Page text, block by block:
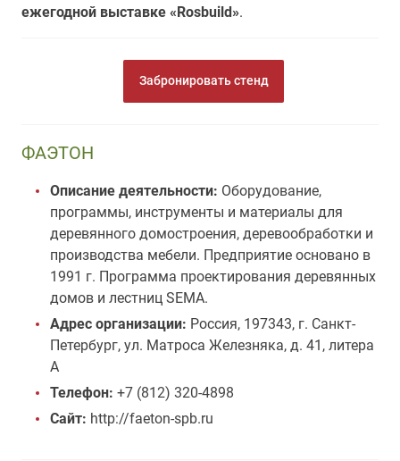
ежегодной выставке «Rosbuild».
Забронировать стенд
ФАЭТОН
Описание деятельности: Оборудование,
программы, инструменты и материалы для
деревянного домостроения, деревообработки и
производства мебели. Предприятие основано в
1991 г. Программа проектирования деревянных
домов и лестниц SEMA.
Адрес организации: Россия, 197343, г. Санкт-
Петербург, ул. Матроса Железняка, д. 41, литера
А
Телефон: +7 (812) 320-4898
Сайт: http://faeton-spb.ru